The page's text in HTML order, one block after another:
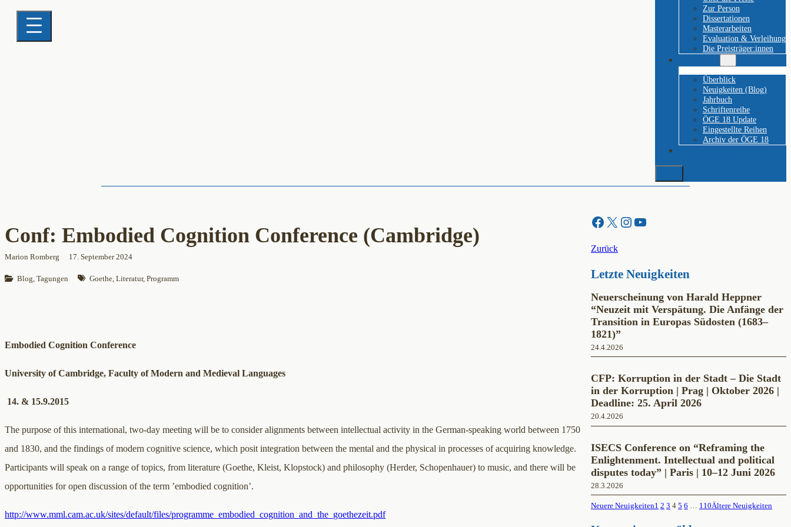
Zur Person
Dissertationen
Masterarbeiten
Evaluation & Verleihung
Die Preisträger:innen
Überblick
Neuigkeiten (Blog)
Jahrbuch
Schriftenreihe
ÖGE 18 Update
Eingestellte Reihen
Archiv der ÖGE 18
Suchen
Conf: Embodied Cognition Conference (Cambridge)
Marion Romberg 17. September 2024
Blog, Tagungen Goethe, Literatur, Programm
Embodied Cognition Conference
University of Cambridge, Faculty of Modern and Medieval Languages
14. & 15.9.2015
The purpose of this international, two-day meeting will be to consider alignments between intellectual activity in the German-speaking world between 1750
and 1830, and the findings of modern cognitive science, which posit integration between the mental and the physical in processes of acquiring knowledge.
Participants will speak on a range of topics, from literature (Goethe, Kleist, Klopstock) and philosophy (Herder, Schopenhauer) to music, and there will be
opportunities for open discussion of the term ’embodied cognition’.
http://www.mml.cam.ac.uk/sites/default/files/programme_embodied_cognition_and_the_goethezeit.pdf
Facebook X Instagram YouTube
Zurück
Letzte Neuigkeiten
Neuerscheinung von Harald Heppner
“Neuzeit mit Verspätung. Die Anfänge der
Transition in Europas Südosten (1683–
1821)”
24.4.2026
CFP: Korruption in der Stadt – Die Stadt
in der Korruption | Prag | Oktober 2026 |
Deadline: 25. April 2026
20.4.2026
ISECS Conference on “Reframing the
Enlightenment. Intellectual and political
disputes today” | Paris | 10–12 Juni 2026
28.3.2026
Neuere Neuigkeiten1 2 3 4 5 6 110Ältere Neuigkeiten